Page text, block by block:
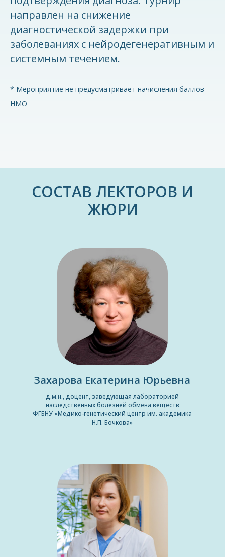
направлен на снижение
диагностической задержки при
заболеваниях с нейродегенеративным и
системным течением.
* Мероприятие не предусматривает начисления баллов
НМО
СОСТАВ ЛЕКТОРОВ И
ЖЮРИ
Захарова Екатерина Юрьевна
д.м.н., доцент, заведующая лабораторией
наследственных болезней обмена веществ
ФГБНУ «Медико-генетический центр им. академика
Н.П. Бочкова»